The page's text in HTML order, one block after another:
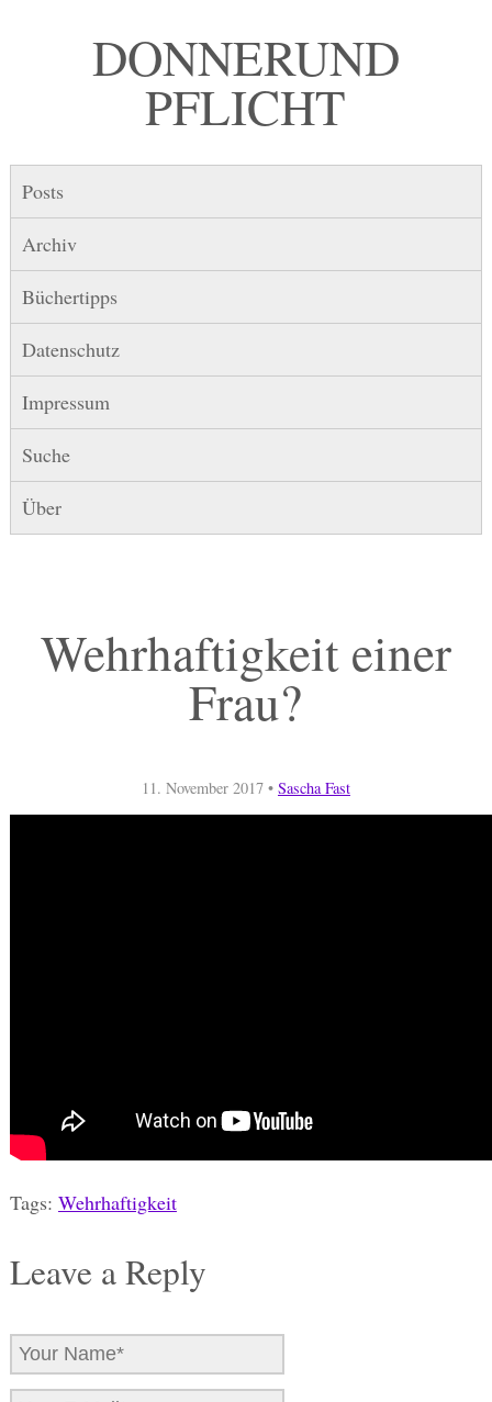
DONNER UND
PFLICHT
Posts
Archiv
Büchertipps
Datenschutz
Impressum
Suche
Über
Wehrhaftigkeit einer
Frau?
11. November 2017• Sascha Fast
Tags: Wehrhaftigkeit
Leave a Reply